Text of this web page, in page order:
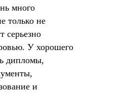
много
только не
серьезно
У хорошего
дипломы,
и